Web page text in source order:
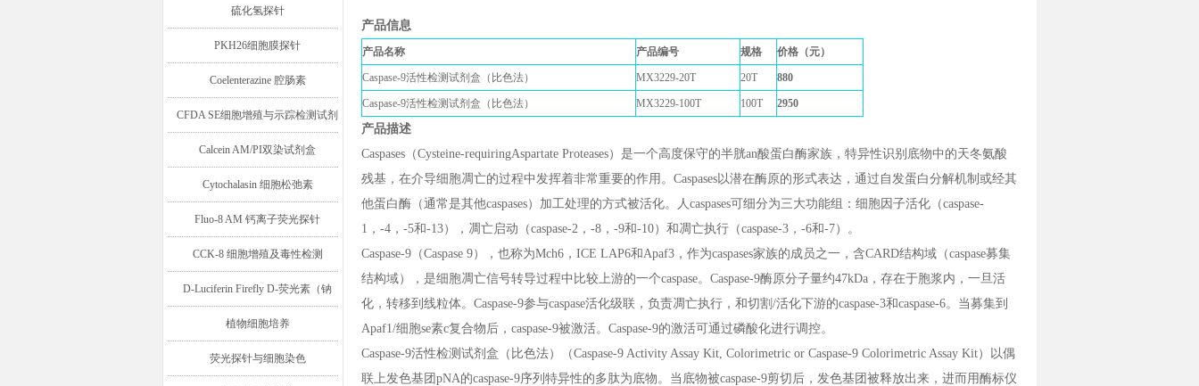
硫化氢探针
PKH26细胞膜探针
Coelenterazine 腔肠素
CFDA SE细胞增殖与示踪检测试剂
盒
Calcein AM/PI双染试剂盒
Cytochalasin 细胞松弛素
Fluo-8 AM 钙离子荧光探针
CCK-8 细胞增殖及毒性检测
D-Luciferin Firefly D-荧光素（钠
盐/钾盐/游离酸）
植物细胞培养
荧光探针与细胞染色
产品信息
产品名称 产品编号 规格 价格（元）
Caspase-9活性检测试剂盒（比色法） MX3229-20T 20T 880
Caspase-9活性检测试剂盒（比色法） MX3229-100T 100T 2950
产品描述
Caspases（Cysteine-requiringAspartate Proteases）是一个高度保守的半胱an酸蛋白酶家族，特异性识别底物中的天冬氨酸
残基，在介导细胞凋亡的过程中发挥着非常重要的作用。Caspases以潜在酶原的形式表达，通过自发蛋白分解机制或经其
他蛋白酶（通常是其他caspases）加工处理的方式被活化。人caspases可细分为三大功能组：细胞因子活化（caspase-
1，-4，-5和-13），凋亡启动（caspase-2，-8，-9和-10）和凋亡执行（caspase-3，-6和-7）。
Caspase-9（Caspase 9），也称为Mch6，ICE LAP6和Apaf3，作为caspases家族的成员之一，含CARD结构域（caspase募集
结构域），是细胞凋亡信号转导过程中比较上游的一个caspase。Caspase-9酶原分子量约47kDa，存在于胞浆内，一旦活
化，转移到线粒体。Caspase-9参与caspase活化级联，负责凋亡执行，和切割/活化下游的caspase-3和caspase-6。当募集到
Apaf1/细胞se素c复合物后，caspase-9被激活。Caspase-9的激活可通过磷酸化进行调控。
Caspase-9活性检测试剂盒（比色法）（Caspase-9 Activity Assay Kit, Colorimetric or Caspase-9 Colorimetric Assay Kit）以偶
联上发色基团pNA的caspase-9序列特异性的多肽为底物。当底物被caspase-9剪切后，发色基团被释放出来，进而用酶标仪